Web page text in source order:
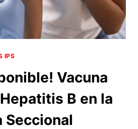
IPS
Vacuna
B en la
Seccional